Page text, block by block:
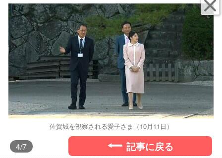
佐賀城を視察される愛子さま（10月11日）
4/7 記事に戻る